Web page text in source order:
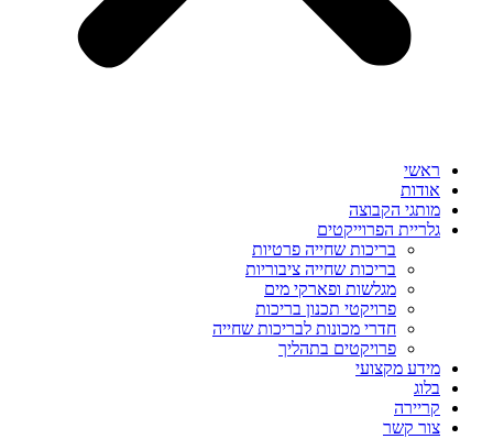
ראשי
אודות
מותגי הקבוצה
גלריית הפרוייקטים
בריכות שחייה פרטיות
בריכות שחייה ציבוריות
מגלשות ופארקי מים
פרויקטי תכנון בריכות
חדרי מכונות לבריכות שחייה
פרויקטים בתהליך
מידע מקצועי
בלוג
קריירה
צור קשר